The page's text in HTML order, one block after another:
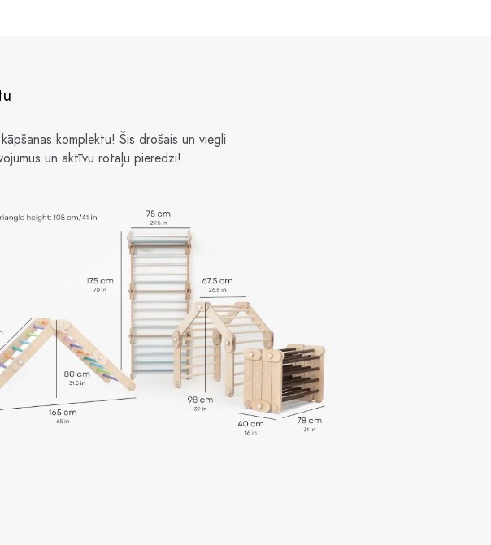
komplektu! Šis drošais un viegli
un aktīvu rotaļu pieredzi!